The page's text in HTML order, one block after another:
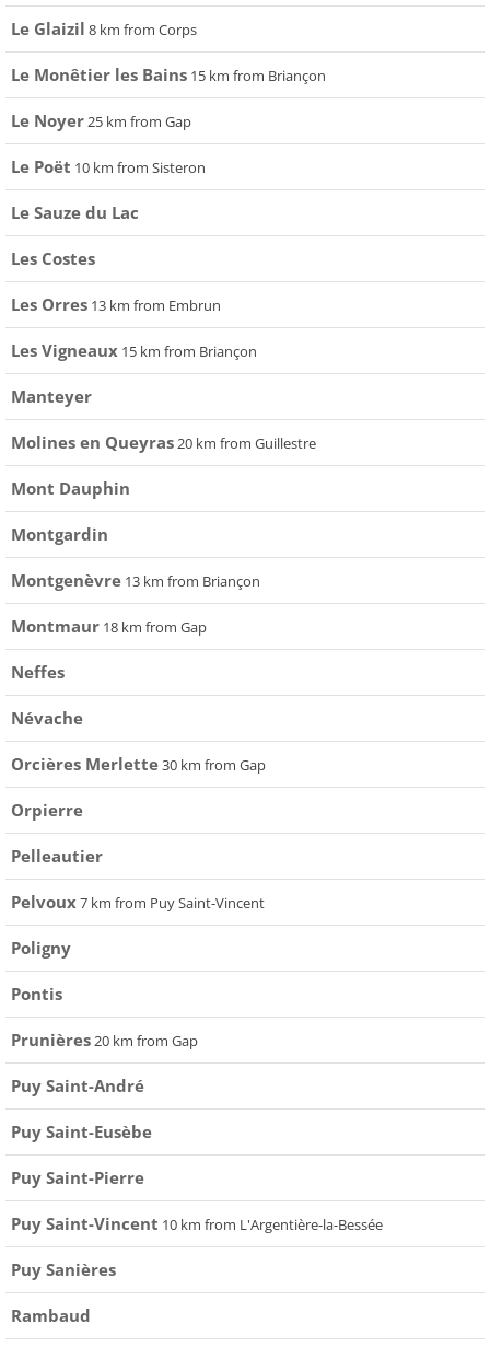
Le Glaizil 8 km from Corps
Le Monêtier les Bains 15 km from Briançon
Le Noyer25 km from Gap
Le Poët 10 km from Sisteron
Le Sauze du Lac
Les Costes
Les Orres 13 km from Embrun
Les Vigneaux 15 km from Briançon
Manteyer
Molines en Queyras20 km from Guillestre
Mont Dauphin
Montgardin
Montgenèvre 13 km from Briançon
Montmaur 18 km from Gap
Neffes
Névache
Orcières Merlette30 km from Gap
Orpierre
Pelleautier
Pelvoux7 km from Puy Saint-Vincent
Poligny
Pontis
Prunières20 km from Gap
Puy Saint-André
Puy Saint-Eusèbe
Puy Saint-Pierre
Puy Saint-Vincent 10 km from L'Argentière-la-Bessée
Puy Sanières
Rambaud